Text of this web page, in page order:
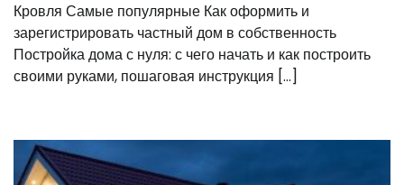
Кровля Самые популярные Как оформить и
зарегистрировать частный дом в собственность
Постройка дома с нуля: с чего начать и как построить
своими руками, пошаговая инструкция […]